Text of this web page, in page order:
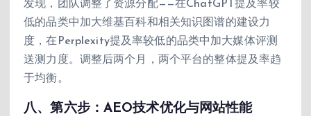
发现，团队调整了资源分配——在ChatGPT提及率较
低的品类中加大维基百科和相关知识图谱的建设力
度，在Perplexity提及率较低的品类中加大媒体评测
送测力度。调整后两个月，两个平台的整体提及率趋
于均衡。
八、第六步：AEO技术优化与网站性能